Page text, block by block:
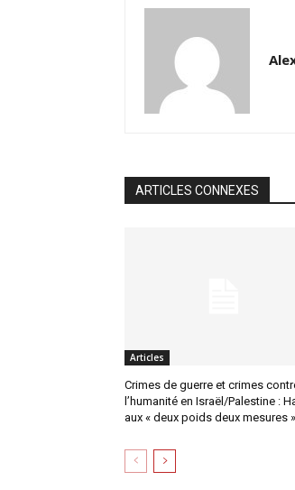
ARTICLES CONNEXES
Articles
Crimes de guerre et crimes
l’humanité en Israël/Palestine :
aux « deux poids deux mesures »